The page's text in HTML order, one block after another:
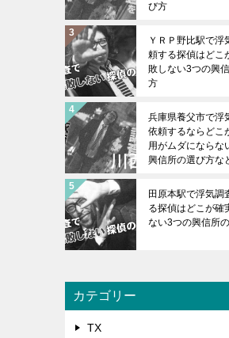
び方
ＹＲＰ野比駅で浮
頼する探偵はどこ
敗しない3つの興
方
兵庫県養父市で浮
依頼するならどこ
用がムダにならな
興信所の選び方な
田原本駅で浮気調
る探偵はどこが確
ない3つの興信所
カテゴリー
TX